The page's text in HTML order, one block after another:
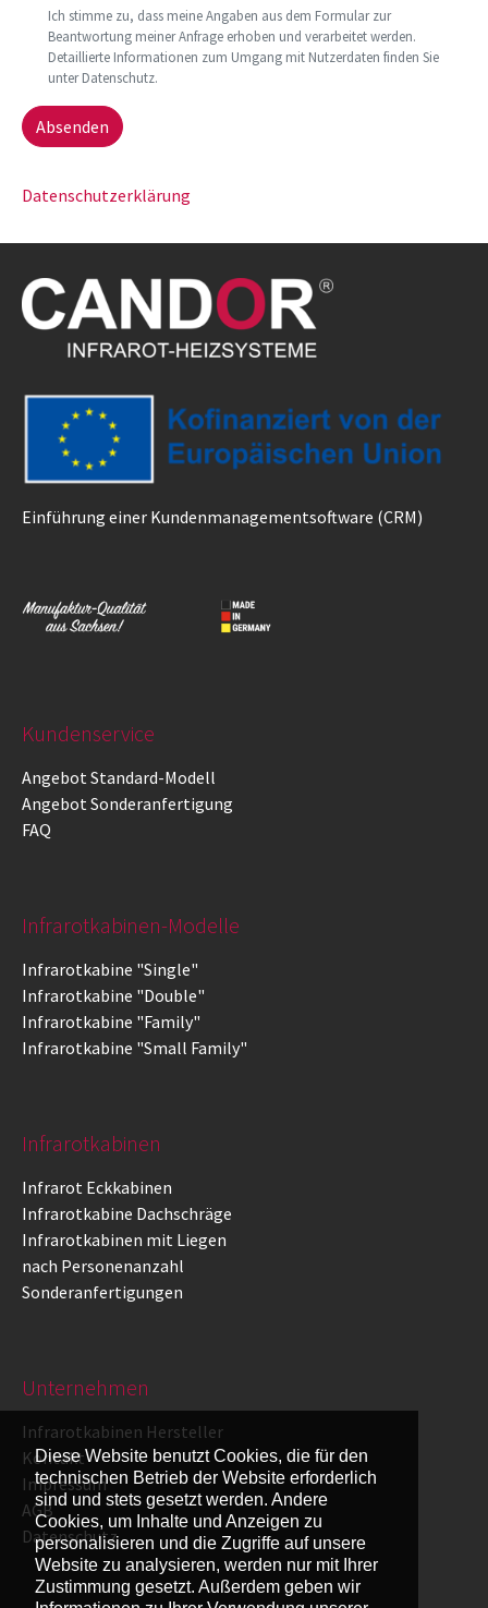
Diese Website benutzt Cookies, die für den
technischen Betrieb der Website erforderlich
sind und stets gesetzt werden. Andere
Cookies, um Inhalte und Anzeigen zu
personalisieren und die Zugriffe auf unsere
Website zu analysieren, werden nur mit Ihrer
Zustimmung gesetzt. Außerdem geben wir
Ich stimme zu, dass meine Angaben aus dem Formular zur
Beantwortung meiner Anfrage erhoben und verarbeitet werden.
Detaillierte Informationen zum Umgang mit Nutzerdaten finden Sie
unter Datenschutz.
Absenden
Datenschutzerklärung
Einführung einer Kundenmanagementsoftware (CRM)
Kundenservice
Angebot Standard-Modell
Angebot Sonderanfertigung
FAQ
Infrarotkabinen-Modelle
Infrarotkabine "Single"
Infrarotkabine "Double"
Infrarotkabine "Family"
Infrarotkabine "Small Family"
Infrarotkabinen
Infrarot Eckkabinen
Infrarotkabine Dachschräge
Infrarotkabinen mit Liegen
nach Personenanzahl
Sonderanfertigungen
Unternehmen
Infrarotkabinen Hersteller
Kontakt
Impressum
AGB
Datenschutz